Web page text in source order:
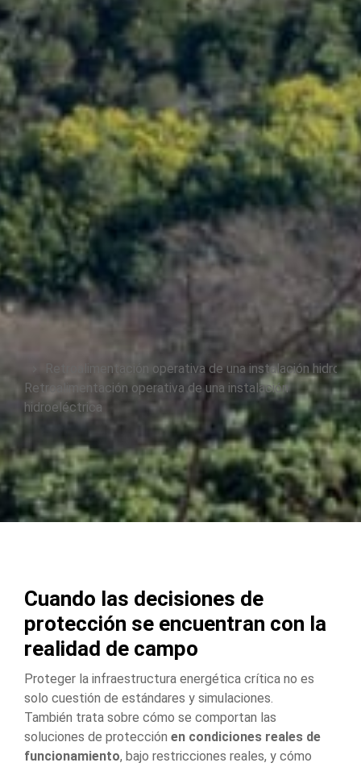
Retroalimentación operativa de una instalación
Retroalimentación operativa de una instalación
hidroeléctrica
Cuando las decisiones de
protección se encuentran con la
realidad de campo
Proteger la infraestructura energética crítica no es
solo cuestión de estándares y simulaciones.
También trata sobre cómo se comportan las
soluciones de protección en condiciones reales de
funcionamiento, bajo restricciones reales, y cómo